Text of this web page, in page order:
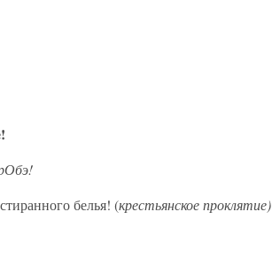
белья! (крестьянское проклятие)